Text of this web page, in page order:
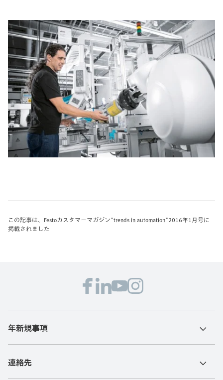
この記事は、Festoカスタマーマガジン"trends in automation"2016年1月号に
掲載されました
年新規事項
連絡先